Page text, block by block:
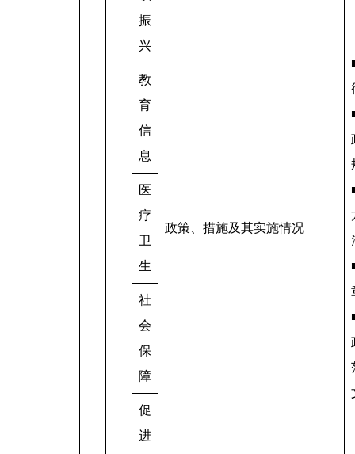
振
兴
政策、措施及其实施情况
教
育
信
息
医
疗
卫
生
社
会
保
障
促
进